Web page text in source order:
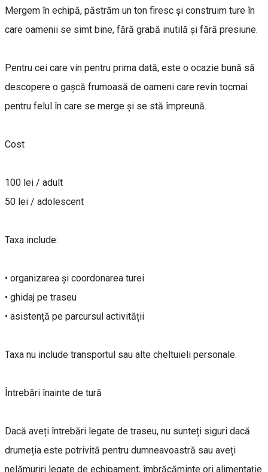
Mergem în echipă, păstrăm un ton firesc și construim ture în
care oamenii se simt bine, fără grabă inutilă și fără presiune.
Pentru cei care vin pentru prima dată, este o ocazie bună să
descopere o gașcă frumoasă de oameni care revin tocmai
pentru felul în care se merge și se stă împreună.
Cost
100 lei / adult
50 lei / adolescent
Taxa include:
• organizarea și coordonarea turei
• ghidaj pe traseu
• asistență pe parcursul activității
Taxa nu include transportul sau alte cheltuieli personale.
Întrebări înainte de tură
Dacă aveți întrebări legate de traseu, nu sunteți siguri dacă
drumeția este potrivită pentru dumneavoastră sau aveți
nelămuriri legate de echipament, îmbrăcăminte ori alimentație